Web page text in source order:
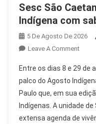
Sesc São
Indígena com
5 De Agosto De 2026
Leave A CommentOn
São
Entre os dias 8 e 29 de
palco do Agosto
Paulo que, em sua
Indígenas. A unidade
extensa agenda de